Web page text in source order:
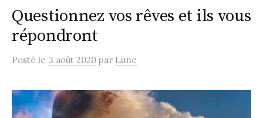
Questionnez vos rêves et ils vous
répondront
Posté le 3 août 2020 par Lune